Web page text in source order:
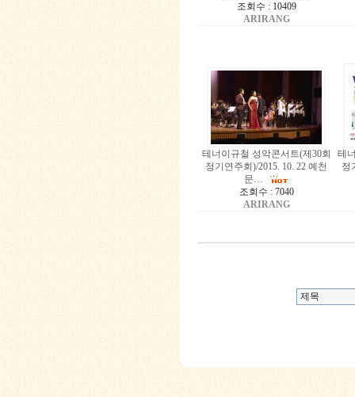
조회수 : 10409
ARIRANG
테너이규철 성악콘서트(제30회
정기연주회)/2015. 10. 22 예천
문…
조회수 : 7040
ARIRANG
테
정